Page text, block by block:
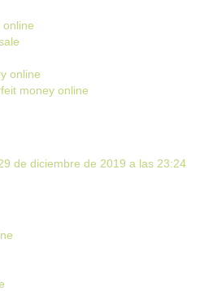
online
online
money online
de diciembre de 2019 a las 23:24